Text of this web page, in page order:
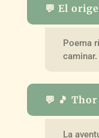
💬 El
Poema
caminar.
💬 🎵
La